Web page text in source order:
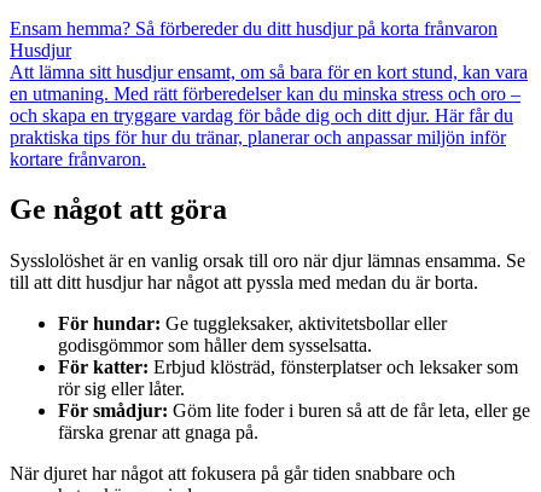
Ensam hemma? Så förbereder du ditt husdjur på korta frånvaron
Husdjur
Att lämna sitt husdjur ensamt, om så bara för en kort stund, kan vara
en utmaning. Med rätt förberedelser kan du minska stress och oro –
och skapa en tryggare vardag för både dig och ditt djur. Här får du
praktiska tips för hur du tränar, planerar och anpassar miljön inför
kortare frånvaron.
Ge något att göra
Sysslolöshet är en vanlig orsak till oro när djur lämnas ensamma. Se
till att ditt husdjur har något att pyssla med medan du är borta.
För hundar: Ge tuggleksaker, aktivitetsbollar eller
godisgömmor som håller dem sysselsatta.
För katter: Erbjud klösträd, fönsterplatser och leksaker som
rör sig eller låter.
För smådjur: Göm lite foder i buren så att de får leta, eller ge
färska grenar att gnaga på.
När djuret har något att fokusera på går tiden snabbare och